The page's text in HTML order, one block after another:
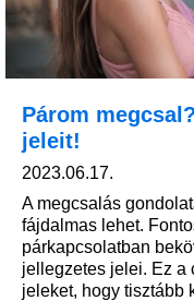
Párom
jeleit!
2023.06.17.
A megcsalás
fájdalmas lehet.
párkapcsolatban
jellegzetes jelei. Ez a
jeleket, hogy tisztább